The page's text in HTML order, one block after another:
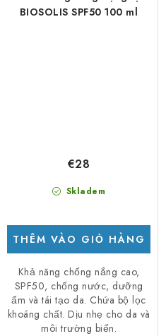
BIOSOLIS SPF50 100 ml
Skladem
€28
THÊM VÀO GIỎ HÀNG
Khả năng chống nắng cao,
SPF50, chống nước, dưỡng
ẩm và tái tạo da. Chứa bộ lọc
khoáng chất. Dịu nhẹ cho da và
môi trường biển.